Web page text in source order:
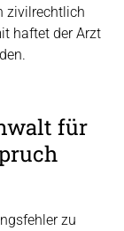
zivilrechtlich
haftet der Arzt
für
zu